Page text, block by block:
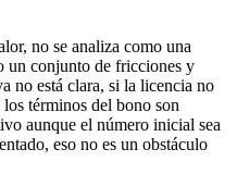
no se analiza como una
un conjunto de fricciones y
no está clara, si la licencia no
términos del bono son
aunque el número inicial sea
eso no es un obstáculo